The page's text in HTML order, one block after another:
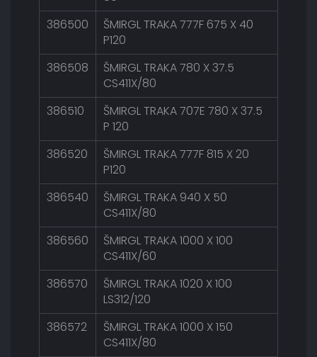
386500
ŠMIRGL TRAKA 777F 675 X 40
P120
386508
ŠMIRGL TRAKA 780 X 37.5
CS411X/80
386510
ŠMIRGL TRAKA 707E 780 X 37.5
P 120
386520
ŠMIRGL TRAKA 777F 815 X 20
P120
386540
ŠMIRGL TRAKA 940 X 50
CS411X/80
386560
ŠMIRGL TRAKA 1000 X 100
CS411X/60
386570
ŠMIRGL TRAKA 1020 X 100
LS312/120
386572
ŠMIRGL TRAKA 1000 X 150
CS411X/80